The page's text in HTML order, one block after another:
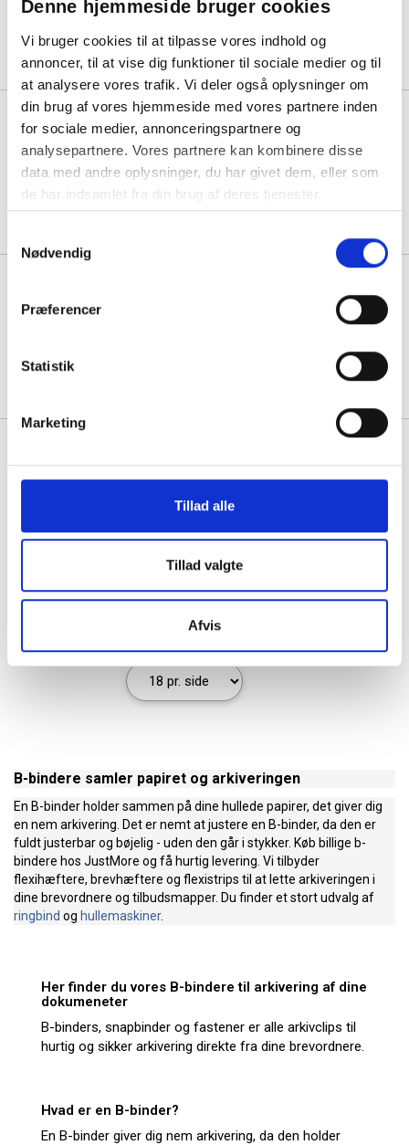
Denne hjemmeside bruger cookies
Vi bruger cookies til at tilpasse vores indhold og
annoncer, til at vise dig funktioner til sociale medier og til
at analysere vores trafik. Vi deler også oplysninger om
din brug af vores hjemmeside med vores partnere inden
for sociale medier, annonceringspartnere og
analysepartnere. Vores partnere kan kombinere disse
data med andre oplysninger, du har givet dem, eller som
de har indsamlet fra din brug af deres tjenester.
Nødvendig
Præferencer
Statistik
Marketing
Tillad alle
Tillad valgte
Afvis
Køb mere til kun: 437,50
Jalema arkiv clips i en 100 stk
pakke
1 pakke á 556,25
Se også vores udvalg afbrevordnere,
hængemapperogbrevbakker
B-bindere samler papiret og arkiveringen
En B-binder holder sammen på dine hullede papirer, det giver dig
en nem arkivering. Det er nemt at justere en B-binder, da den er
fuldt justerbar og bøjelig - uden den går i stykker. Køb billige b-
bindere hos JustMore og få hurtig levering. Vi tilbyder
flexihæftere, brevhæftere og flexistrips til at lette arkiveringen i
dine brevordnere og tilbudsmapper. Du finder et stort udvalg af
ringbind og hullemaskiner.
Her finder du vores B-bindere til arkivering af dine
dokumeneter
B-binders, snapbinder og fastener er alle arkivclips til
hurtig og sikker arkivering direkte fra dine brevordnere.
Hvad er en B-binder?
En B-binder giver dig nem arkivering, da den holder